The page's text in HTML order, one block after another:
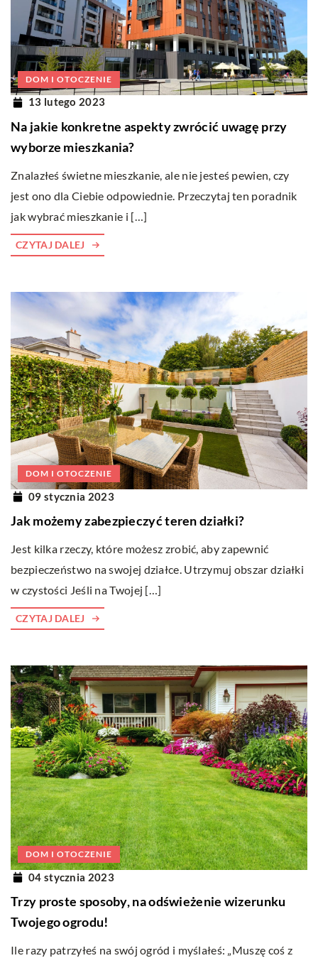
DOM I OTOCZENIE
13 lutego 2023
Na jakie konkretne aspekty zwrócić uwagę przy
wyborze mieszkania?
Znalazłeś świetne mieszkanie, ale nie jesteś pewien, czy
jest ono dla Ciebie odpowiednie. Przeczytaj ten poradnik
jak wybrać mieszkanie i […]
CZYTAJ DALEJ
DOM I OTOCZENIE
09 stycznia 2023
Jak możemy zabezpieczyć teren działki?
Jest kilka rzeczy, które możesz zrobić, aby zapewnić
bezpieczeństwo na swojej działce. Utrzymuj obszar działki
w czystości Jeśli na Twojej […]
CZYTAJ DALEJ
DOM I OTOCZENIE
04 stycznia 2023
Trzy proste sposoby, na odświeżenie wizerunku
Twojego ogrodu!
Ile razy patrzyłeś na swój ogród i myślałeś: „Muszę coś z